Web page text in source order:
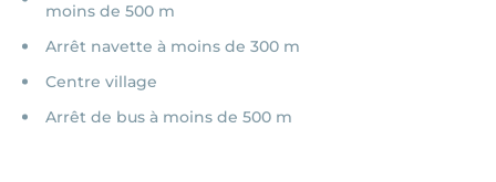
moins de 500 m
Arrêt navette à moins de 300 m
Centre village
Arrêt de bus à moins de 500 m